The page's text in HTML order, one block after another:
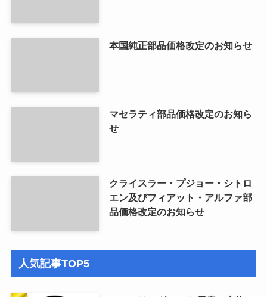
本国純正部品価格改定のお知らせ
マセラティ部品価格改定のお知ら
せ
クライスラー・プジョー・シトロ
エン及びフィアット・アルファ部
品価格改定のお知らせ
人気記事TOP5